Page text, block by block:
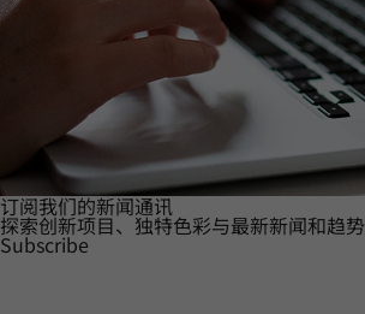
订阅我们的新闻通讯
探索创新项目、独特色彩与最新新闻和趋势
Subscribe